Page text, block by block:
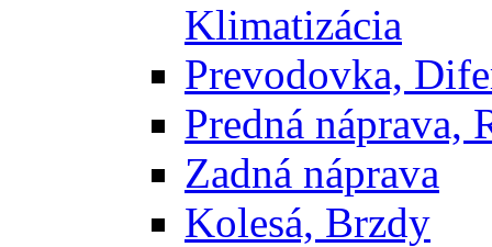
Klimatizácia
Prevodovka,
Predná náprava,
Zadná náprava
Kolesá, Brzdy